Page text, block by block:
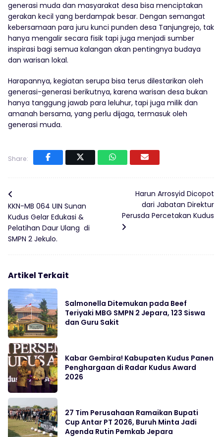
generasi muda dan masyarakat desa bisa menciptakan
gerakan kecil yang berdampak besar. Dengan semangat
kebersamaan para juru kunci punden desa Tanjungrejo, tak
hanya mengalir secara fisik tapi juga menjadi sumber
inspirasi bagi semua kalangan akan pentingnya budaya
dan warisan lokal.
Harapannya, kegiatan serupa bisa terus dilestarikan oleh
generasi-generasi berikutnya, karena warisan desa bukan
hanya tanggung jawab para leluhur, tapi juga milik dan
amanah bersama, yang perlu dijaga, termasuk oleh
generasi muda.
Share:
KKN-MB 064 UIN Sunan
Kudus Gelar Edukasi &
Pelatihan Daur Ulang di
SMPN 2 Jekulo.
Harun Arrosyid Dicopot
dari Jabatan Direktur
Perusda Percetakan Kudus
Artikel Terkait
Salmonella Ditemukan pada Beef
Teriyaki MBG SMPN 2 Jepara, 123 Siswa
dan Guru Sakit
Kabar Gembira! Kabupaten Kudus Panen
Penghargaan di Radar Kudus Award
2026
27 Tim Perusahaan Ramaikan Bupati
Cup Antar PT 2026, Buruh Minta Jadi
Agenda Rutin Pemkab Jepara